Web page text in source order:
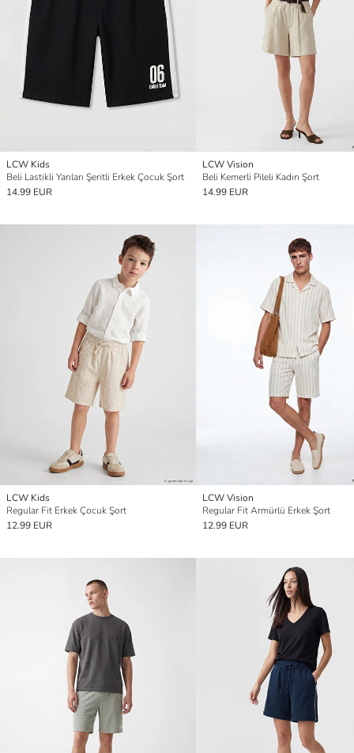
LCW Kids
Beli Lastikli Yanları Şeritli Erkek Çocuk Şort
14.99 EUR
LCW Vision
Beli Kemerli Pileli Kadın Şort
14.99 EUR
LCW Kids
Regular Fit Erkek Çocuk Şort
12.99 EUR
LCW Vision
Regular Fit Armürlü Erkek Şort
12.99 EUR